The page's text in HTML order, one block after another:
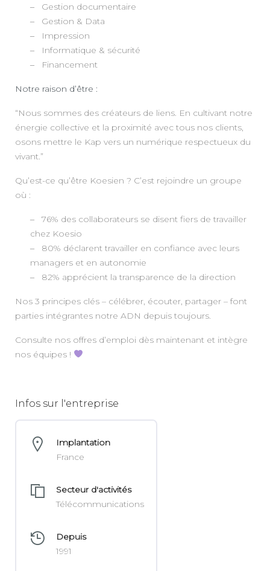
Gestion documentaire
Gestion & Data
Impression
Informatique & sécurité
Financement
Notre raison d’être :
“Nous sommes des créateurs de liens. En cultivant notre
énergie collective et la proximité avec tous nos clients,
osons mettre le Kap vers un numérique respectueux du
vivant.”
Qu’est-ce qu’être Koesien ? C’est rejoindre un groupe
où :
76% des collaborateurs se disent fiers de travailler
chez Koesio
80% déclarent travailler en confiance avec leurs
managers et en autonomie
82% apprécient la transparence de la direction
Nos 3 principes clés – célébrer, écouter, partager – font
parties intégrantes notre ADN depuis toujours.
Consulte nos offres d’emploi dès maintenant et intègre
nos équipes !
Infos sur l'entreprise
Implantation
France
Secteur d'activités
Télécommunications
Depuis
1991